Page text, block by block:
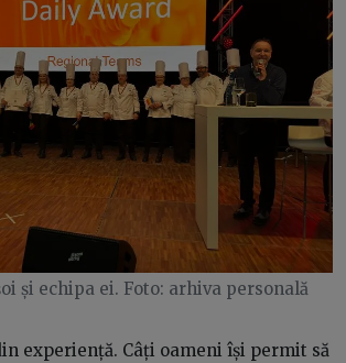
și echipa ei. Foto: arhiva personală
experiență. Câți oameni își permit să